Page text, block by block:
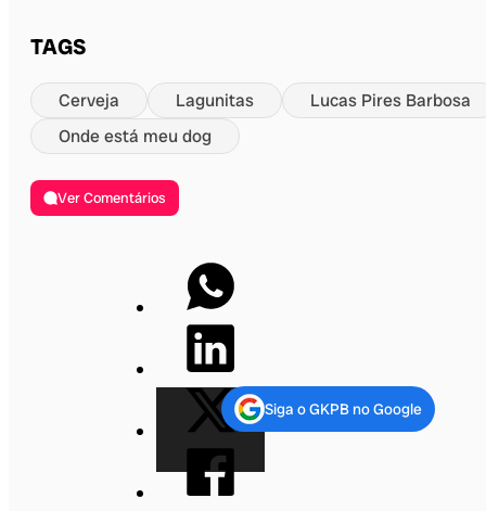
TAGS
Cerveja Lagunitas
Lucas Pires Barbosa
Onde está meu dog
Ver Comentários
Siga o GKPB no Google